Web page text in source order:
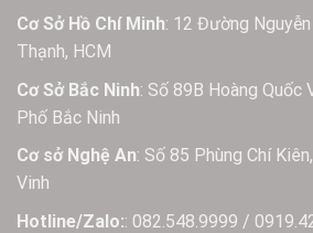
Cơ Sở Hồ Chí Minh: 12 Đường Nguyễn
Thạnh, HCM
Cơ Sở Bắc Ninh: Số 89B Hoàng Quốc
Phố Bắc Ninh
Cơ sở Nghệ An: Số 85 Phùng Chí
Vinh
Hotline/Zalo:: 082.548.9999 /